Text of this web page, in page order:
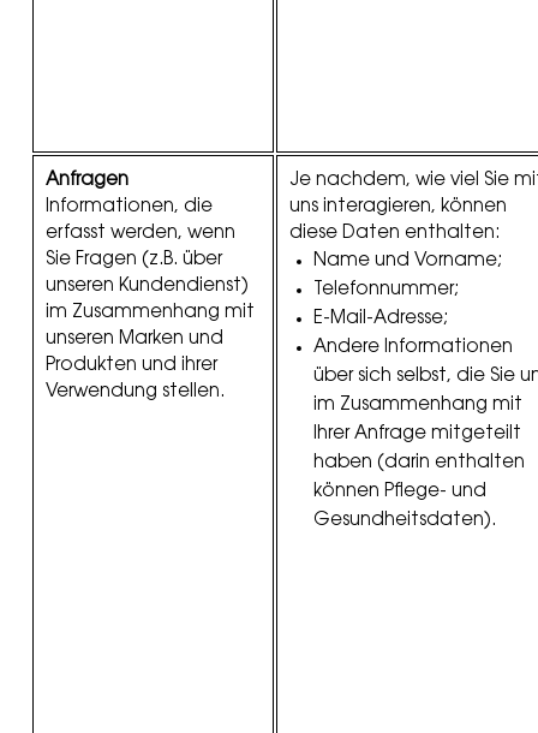
Anfragen
Informationen, die
erfasst werden, wenn
Sie Fragen (z.B. über
unseren Kundendienst)
im Zusammenhang mit
unseren Marken und
Produkten und ihrer
Verwendung stellen.
Je nachdem, wie viel Sie
uns interagieren, können
diese Daten enthalten:
Name und Vorname;
Telefonnummer;
E-Mail-Adresse;
Andere Informationen
über sich selbst, die Sie
im Zusammenhang mit
Ihrer Anfrage mitgeteilt
haben (darin enthalten
können Pflege- und
Gesundheitsdaten).